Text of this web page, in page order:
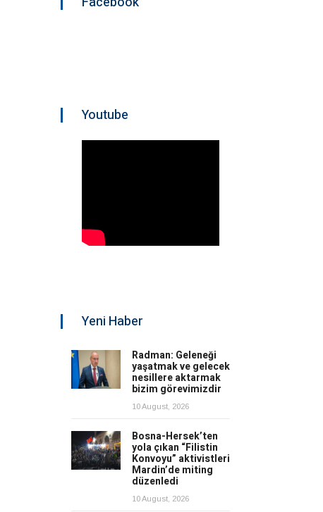
Youtube
Yeni Haber
Radman: Geleneği
yaşatmak ve gelecek
nesillere aktarmak
bizim görevimizdir
10 August, 2026
Bosna-Hersek’ten
yola çıkan “Filistin
Konvoyu” aktivistleri
Mardin’de miting
düzenledi
10 August, 2026